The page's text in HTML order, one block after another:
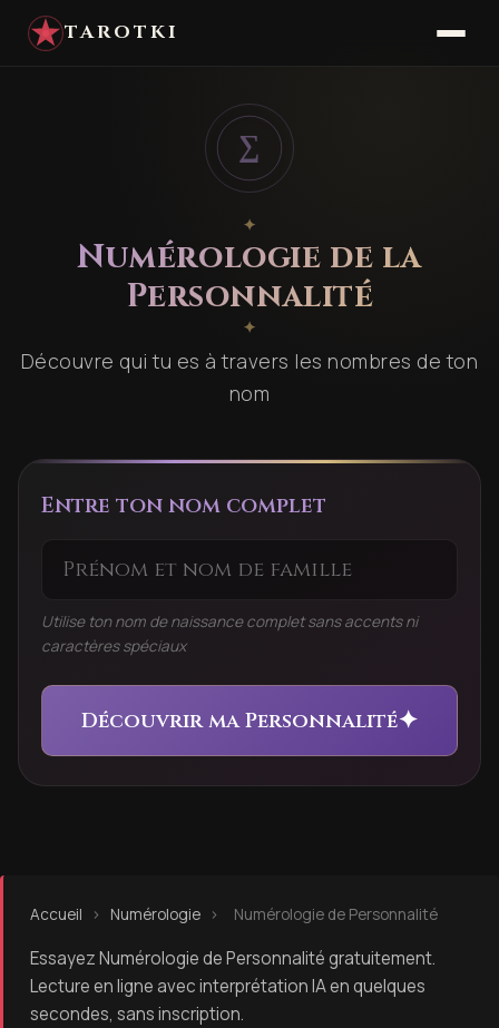
TAROTKI
∑
✦
Numérologie de la
Personnalité
✦
Découvre qui tu es à travers les nombres de ton
nom
Entre ton nom complet
Utilise ton nom de naissance complet sans accents ni
caractères spéciaux
Découvrir ma Personnalité✦
Accueil › Numérologie › Numérologie de Personnalité
Essayez Numérologie de Personnalité gratuitement.
Lecture en ligne avec interprétation IA en quelques
secondes, sans inscription.